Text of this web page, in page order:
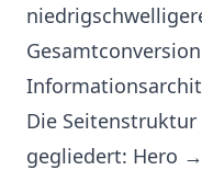
Die
gegliedert: Hero